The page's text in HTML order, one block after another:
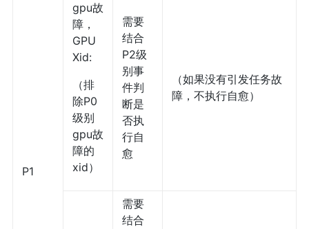
P1
gpu故
障，
GPU
Xid:
（排
除P0
级别
gpu故
障的
xid）
需要
结合
P2级
别事
件判
断是
否执
行自
愈
（如果没有引发任务故
障，不执行自愈）
需要
结合